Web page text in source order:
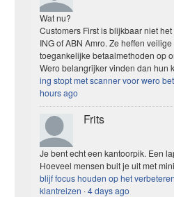
Wat nu?
Customers First is blijkbaar niet het
ING of ABN Amro. Ze heffen veilige
toegankelijke betaalmethoden op
Wero belangrijker vinden dan hun
ing stopt met scanner voor wero
hours ago
Frits
Je bent echt een kantoorpik. Een
Hoeveel mensen buit je uit met
blijf focus houden op het
klantreizen ·4 days ago